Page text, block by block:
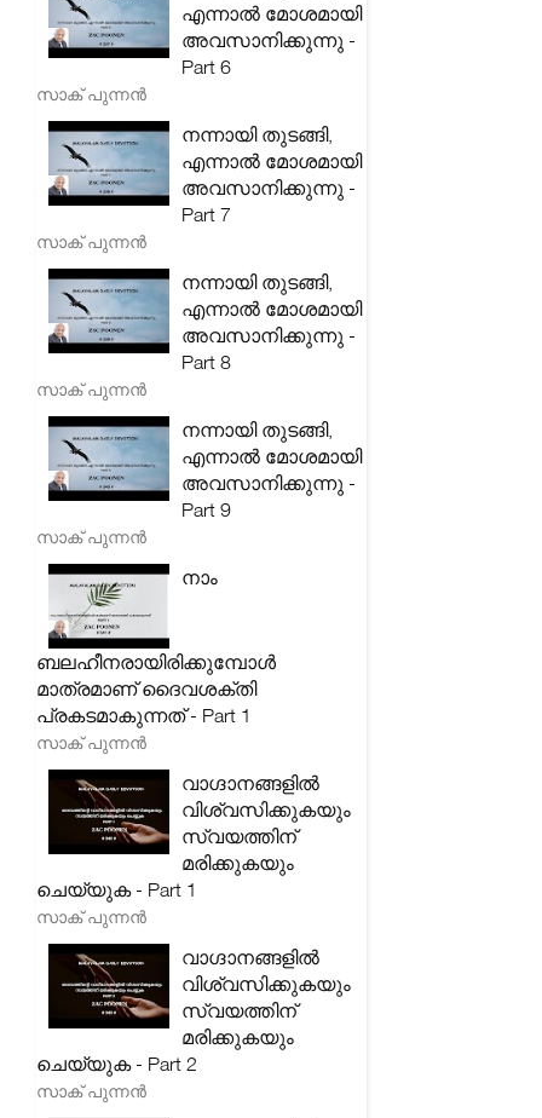
എന്നാൽ മോശമായി
അവസാനിക്കുന്നു -
Part 6
സാക് പുന്നൻ
നന്നായി തുടങ്ങി,
എന്നാൽ മോശമായി
അവസാനിക്കുന്നു -
Part 7
സാക് പുന്നൻ
നന്നായി തുടങ്ങി,
എന്നാൽ മോശമായി
അവസാനിക്കുന്നു -
Part 8
സാക് പുന്നൻ
നന്നായി തുടങ്ങി,
എന്നാൽ മോശമായി
അവസാനിക്കുന്നു -
Part 9
സാക് പുന്നൻ
നാം
ബലഹീനരായിരിക്കുമ്പോൾ
മാത്രമാണ് ദൈവശക്തി
പ്രകടമാകുന്നത് - Part 1
സാക് പുന്നൻ
വാഗ്ദാനങ്ങളിൽ
വിശ്വസിക്കുകയും
സ്വയത്തിന്
മരിക്കുകയും
ചെയ്യുക - Part 1
സാക് പുന്നൻ
വാഗ്ദാനങ്ങളിൽ
വിശ്വസിക്കുകയും
സ്വയത്തിന്
മരിക്കുകയും
ചെയ്യുക - Part 2
സാക് പുന്നൻ